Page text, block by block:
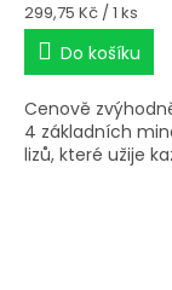
Měrná
cena:
299,75 Kč / 1 ks
Do košíku
Cenově
4 základních
lizů, které užije